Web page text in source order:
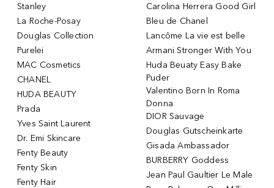
Stanley
La Roche-Posay
Douglas Collection
Purelei
MAC Cosmetics
CHANEL
HUDA BEAUTY
Prada
Yves Saint Laurent
Dr. Emi Skincare
Fenty Beauty
Fenty Skin
Fenty Hair
Carolina Herrera Good Girl
Bleu de Chanel
Lancôme La vie est belle
Armani Stronger With You
Huda Beuaty Easy Bake
Puder
Valentino Born In Roma
Donna
DIOR Sauvage
Douglas Gutscheinkarte
Gisada Ambassador
BURBERRY Goddess
Jean Paul Gaultier Le Male